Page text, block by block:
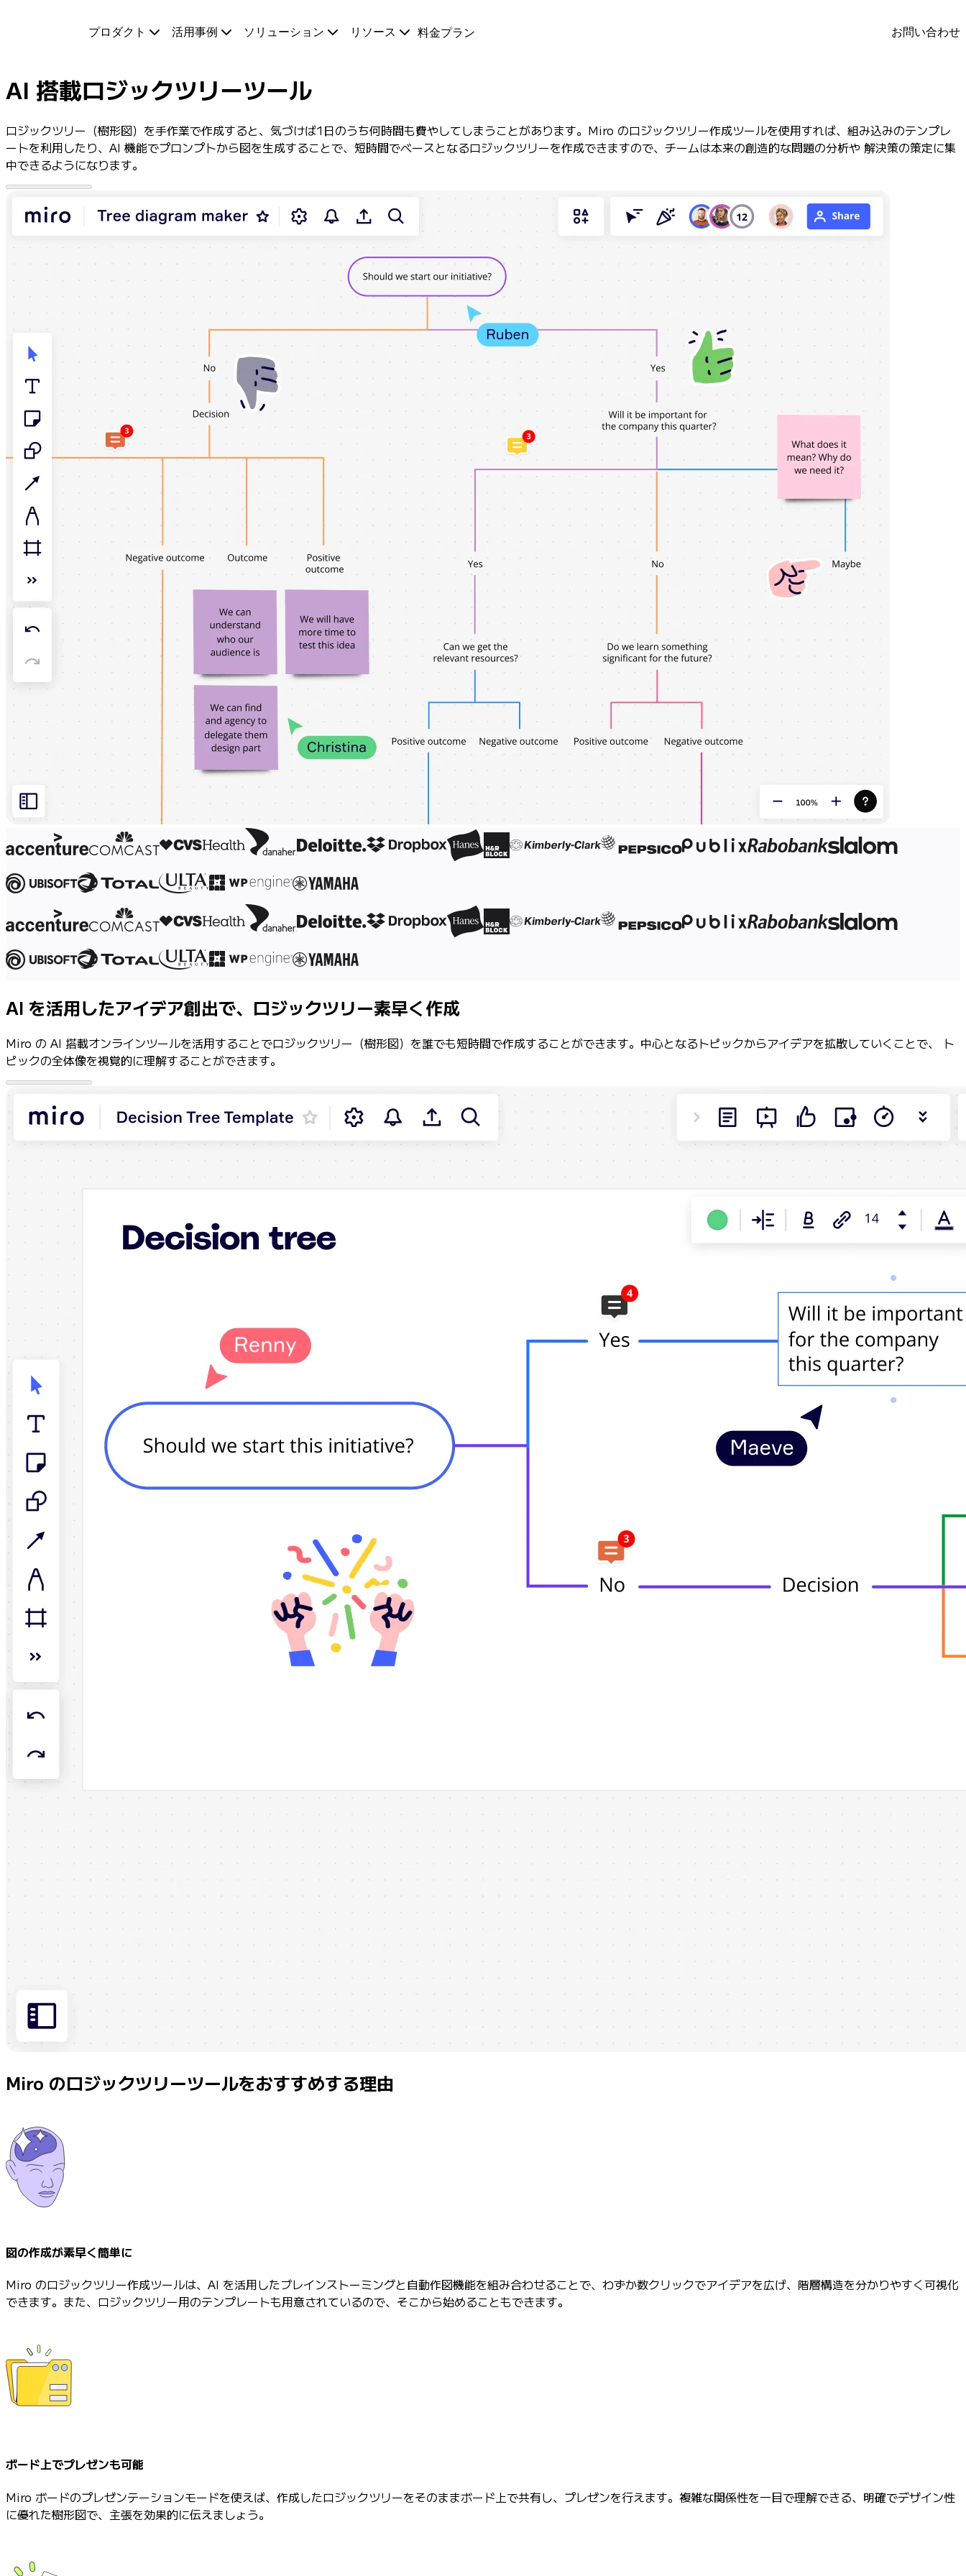
プロダクト
注目アイテム
フロー
プロトタイプとワイヤーフレーム
プラットフォーム
AI 概要
AI Workflows
AI プレイブックを見る
ブループリント
インテグレーション
セキュリティー
Enterprise Guard
開発者プラットフォーム
アプリをダウンロード
タイムライン
Talktrack
テーブル
スライド
活用事例
注目アイテム
AI プレイブックを見る
Miroverse をチェック
全般
ダイアグラム
ワークショップ
ブレインストーミング
マインドマップ
技術設計・ドキュメント
プロトタイプとワイヤーフレーム
顧客ジャーニーマップ
リサーチ統合
Design Workshops
Planning & Delivery
目標の策定
組織づくり
ソリューション
エンタープライズ
ベンチャー
業界別
専門サービス
小売
金融サービス
製薬とライフサイエンス
プロダクト管理
デザインと UX
エンジニアリング
製品部門の統括と運営
業務運営
戦略的イニシアティブ別
Product OS
クラウドとソフトウェアの変革
リソース
学習
アカデミー
ウェビナー
Reforge Learning
コミュニティーとサポート
ヘルプセンター
イベント
パートナーとサービス
料金プラン
プロダクト 活用事例 ソリューション リソース 料金プラン お問い合わせ
AI 搭載ロジックツリーツール
ロジックツリー（樹形図）を手作業で作成すると、気づけば1日のうち何時間も費やしてしまうことがあります。Miro のロジックツリー作成ツールを使用すれば、組み込みのテンプレ
ートを利用したり、AI 機能でプロンプトから図を生成することで、短時間でベースとなるロジックツリーを作成できますので、チームは本来の創造的な問題の分析や 解決策の策定に集
中できるようになります。
AI を活用したアイデア創出で、ロジックツリー素早く作成
Miro の AI 搭載オンラインツールを活用することでロジックツリー（樹形図）を誰でも短時間で作成することができます。中心となるトピックからアイデアを拡散していくことで、 ト
ピックの全体像を視覚的に理解することができます。
Miro のロジックツリーツールをおすすめする理由
図の作成が素早く簡単に
Miro のロジックツリー作成ツールは、AI を活用したブレインストーミングと自動作図機能を組み合わせることで、わずか数クリックでアイデアを広げ、階層構造を分かりやすく可視化
できます。また、ロジックツリー用のテンプレートも用意されているので、そこから始めることもできます。
ボード上でプレゼンも可能
Miro ボードのプレゼンテーションモードを使えば、作成したロジックツリーをそのままボード上で共有し、プレゼンを行えます。複雑な関係性を一目で理解できる、明確でデザイン性
に優れた樹形図で、主張を効果的に伝えましょう。